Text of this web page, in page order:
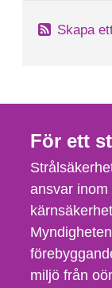
Skapa
För ett
ansvar
miljö från